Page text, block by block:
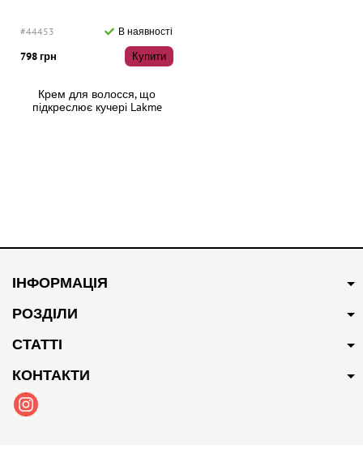
#44453 В наявності
798 грн Купити
Крем для волосся, що
підкреслює кучері Lakme
ІНФОРМАЦІЯ
РОЗДІЛИ
СТАТТІ
КОНТАКТИ